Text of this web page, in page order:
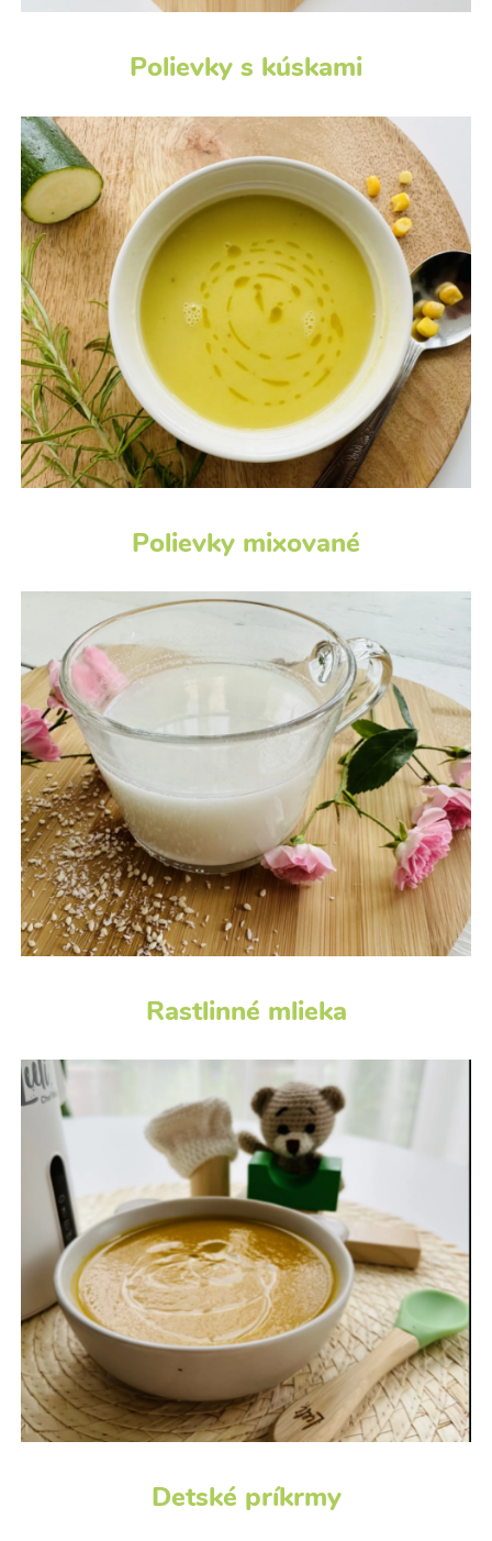
Polievky s kúskami
Polievky mixované
Rastlinné mlieka
Detské príkrmy